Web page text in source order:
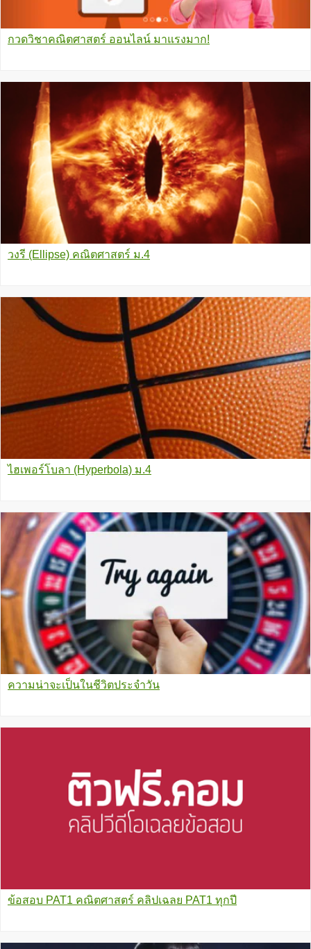
กวดวิชาคณิตศาสตร์ ออนไลน์ มาแรงมาก!
วงรี (Ellipse) คณิตศาสตร์ ม.4
ไฮเพอร์โบลา (Hyperbola) ม.4
ความน่าจะเป็นในชีวิตประจำวัน
ข้อสอบ PAT1 คณิตศาสตร์ คลิปเฉลย PAT1 ทุกปี